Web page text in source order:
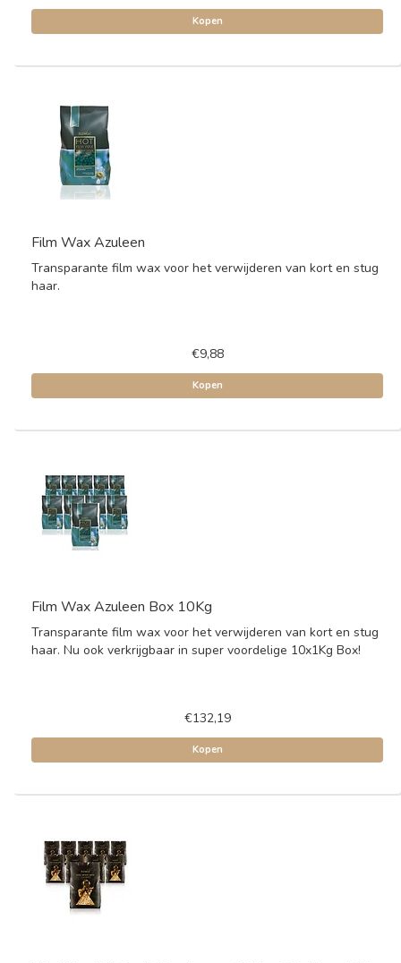
Kopen
Film Wax Azuleen
Transparante film wax voor het verwijderen van kort en stug
haar.
€9,88
Kopen
Film Wax Azuleen Box 10Kg
Transparante film wax voor het verwijderen van kort en stug
haar. Nu ook verkrijgbaar in super voordelige 10x1Kg Box!
€132,19
Kopen